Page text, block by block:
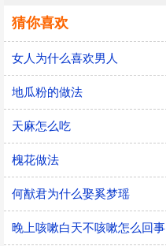
猜你喜欢
女人为什么喜欢男人
地瓜粉的做法
天麻怎么吃
槐花做法
何猷君为什么娶奚梦瑶
晚上咳嗽白天不咳嗽怎么回事